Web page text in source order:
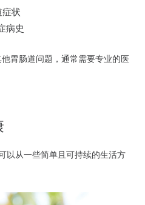
症状
病史
胃肠道问题，通常需要专业的医
以从一些简单且可持续的生活方